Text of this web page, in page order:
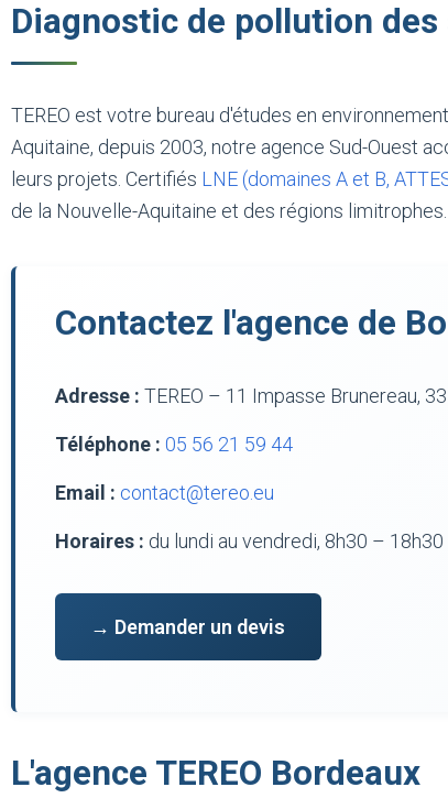
Diagnostic de pollution des
TEREO est votre bureau d'études en
Aquitaine, depuis 2003, notre agence Sud-Ouest
leurs projets. Certifiés LNE (domaines A et B,
de la Nouvelle-Aquitaine et des régions limitrophes.
Contactez l'agence de
Adresse : TEREO – 11 Impasse Brunereau,
Téléphone : 05 56 21 59 44
Email : contact@tereo.eu
Horaires : du lundi au vendredi, 8h30 – 18h30
→ Demander un devis
L'agence TEREO Bordeaux